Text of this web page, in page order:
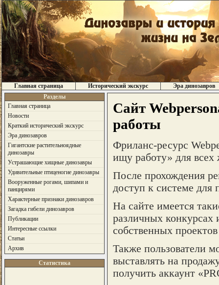
Главная страница Исторический экскурс
Эра динозавров
Разделы
Главная страница
Новости
Краткий исторический экскурс
Эра динозавров
Гигантские растительноядные
динозавры
Устрашающие хищные динозавры
Удивительные птиценогие динозавры
Вооруженные рогами, шипами и
панцирями
Характерные признаки динозавров
Загадка гибели динозавров
Публикации
Интересные ссылки
Статьи
Архив
Статистика
Сайт
работы
Фриланс-ресурс
ищу работу» для
После прохождения
доступ к системе для
На сайте имеется
различных конкурсах
собственных
Также пользователи
выставлять на
получить аккаунт